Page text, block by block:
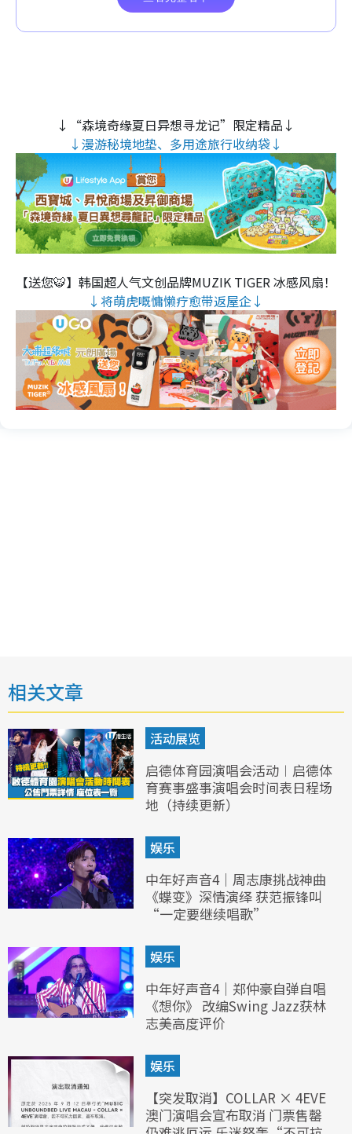
↓“森境奇缘夏日异想寻龙记”限定精品↓
↓漫游秘境地垫、多用途旅行收纳袋↓
【送您🐯】韩国超人气文创品牌MUZIK TIGER 冰感风扇！
↓将萌虎嘅慵懒疗愈带返屋企↓
相关文章
活动展览
启德体育园演唱会活动︱启德体
育赛事盛事演唱会时间表日程场
地（持续更新）
娱乐
中年好声音4｜周志康挑战神曲
《蝶变》深情演绎 获范振锋叫
“一定要继续唱歌”
娱乐
中年好声音4｜郑仲豪自弹自唱
《想你》 改编Swing Jazz获林
志美高度评价
娱乐
【突发取消】COLLAR × 4EVE
澳门演唱会宣布取消 门票售罄